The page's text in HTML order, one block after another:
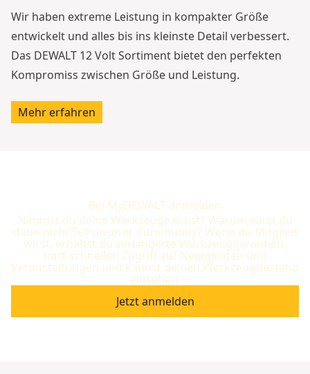
Wir haben extreme Leistung in kompakter Größe
entwickelt und alles bis ins kleinste Detail verbessert.
Das DEWALT 12 Volt Sortiment bietet den perfekten
Kompromiss zwischen Größe und Leistung.
Mehr erfahren
Bei MyDEWALT anmelden
Nimmst du deine Werkzeuge ernst? Warum wirst du
dann nicht Teil unserer Community? Wenn du Mitglied
wirst, erhältst du verlängerte Werkzeuggarantien,
hast schnellen Zugriff auf Neuigkeiten und
Veranstaltungen und kannst deinen Werkzeugbestand
einsehen.
Jetzt anmelden